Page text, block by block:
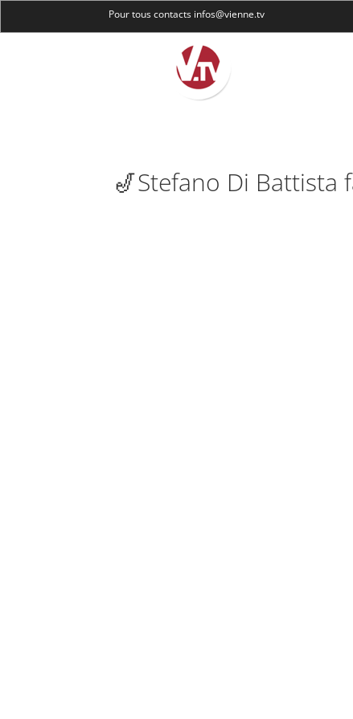
Pour tous contacts infos@vienne.tv
🎷Stefano Di Battista